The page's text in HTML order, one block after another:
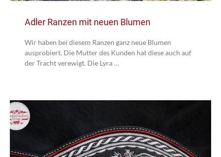
Adler Ranzen mit neuen Blumen
Wir haben bei diesem Ranzen ganz neue Blumen
ausprobiert. Die Mutter des Kunden hat diese auch auf
der Tracht verewigt. Die Lyra …